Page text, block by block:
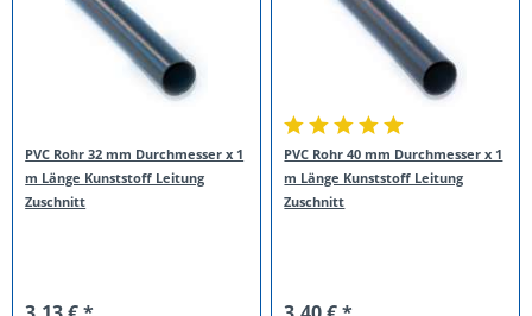
PVC Rohr 32 mm Durchmesser x 1
m Länge Kunststoff Leitung
Zuschnitt
PVC Rohr 40 mm Durchmesser x 1
m Länge Kunststoff Leitung
Zuschnitt